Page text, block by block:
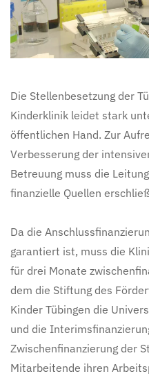
Die Stellenbesetzung der
Kinderklinik leidet stark
öffentlichen Hand. Zur
Verbesserung der
Betreuung muss die
finanzielle Quellen
Da die
garantiert ist, muss die
für drei Monate
dem die Stiftung des
Kinder Tübingen die
und die
Zwischenfinanzierung der
Mitarbeitende ihren